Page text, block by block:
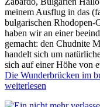
meinem Ausflug in das
bulgarischen
haben wir an einer
gemacht: den Chudnite
handelt sich um
sich auf einer Höhe von
Die Wunderbrücken im
weiterlesen